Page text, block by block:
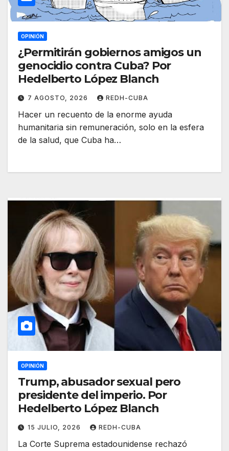
OPINIÓN
¿Permitirán gobiernos amigos un
genocidio contra Cuba? Por
Hedelberto López Blanch
7 AGOSTO, 2026 REDH-CUBA
Hacer un recuento de la enorme ayuda
humanitaria sin remuneración, solo en la esfera
de la salud, que Cuba ha…
OPINIÓN
Trump, abusador sexual pero
presidente del imperio. Por
Hedelberto López Blanch
15 JULIO, 2026 REDH-CUBA
La Corte Suprema estadounidense rechazó